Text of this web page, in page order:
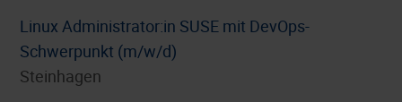
Linux Administrator:in SUSE mit DevOps-
Schwerpunkt (m/w/d)
Steinhagen